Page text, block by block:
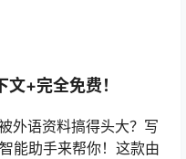
+完全免费！
外语资料搞得头大？写
能助手来帮你！这款由